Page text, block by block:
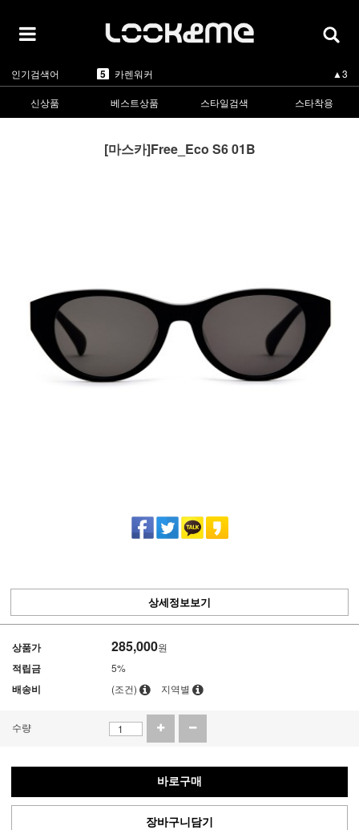
인기검색어
2 마스카 ▲1
3 린드버그 ▼-2
5
1 라피스센시블레
▲3
신상품
베스트상품 스타일검색 스타착용
[마스카]Free_Eco S6 01B
상세정보보기
상품가 285,000원
적립금 5%
배송비 (조건) 지역별
수량
바로구매
장바구니담기